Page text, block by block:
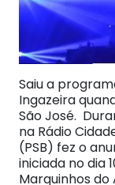
Saiu a
Ingazeira
São José.
na Rádio
(PSB) fez o
iniciada no dia
Marquinhos